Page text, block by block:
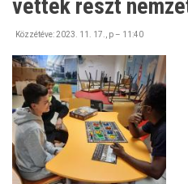
Hallgatói
Díjátadó
vettek részt
Közzétéve:2023. 11. 17., p – 11:40